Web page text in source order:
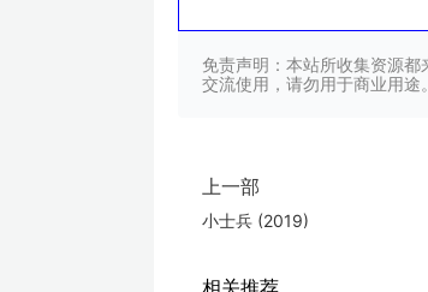
免责声明：本站所收集资源
交流使用，请勿用于商业用途
上一部
小士兵 (2019)